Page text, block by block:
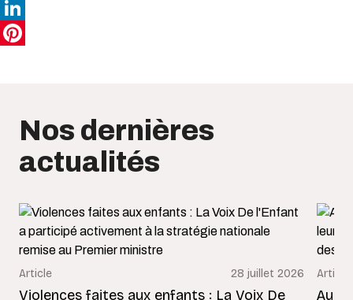
X
LinkedIn
Nos dernières
actualités
Article 28 juillet 2026
Violences faites aux enfants : La Voix De
Article
Au